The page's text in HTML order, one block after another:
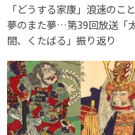
「どうする家康」浪速のこ
夢のまた夢…第39回放送「
閤、くたばる」振り返り